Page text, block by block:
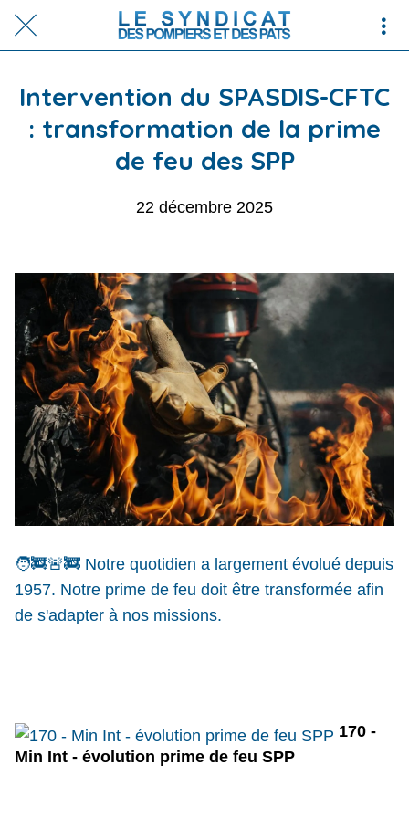
Intervention du SPASDIS-CFTC
: transformation de la prime
de feu des SPP
22 décembre 2025
🧑‍🚒🚨🚒 Notre quotidien a largement évolué depuis
1957. Notre prime de feu doit être transformée afin
de s'adapter à nos missions.
170 -
Min Int - évolution prime de feu SPP